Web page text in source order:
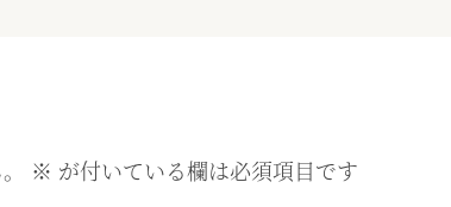
※ が付いている欄は必須項目です